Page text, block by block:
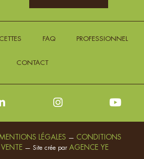
FAQ PROFESSIONNEL
CONTACT
LÉGALES — CONDITIONS
— Site crée par AGENCE YE